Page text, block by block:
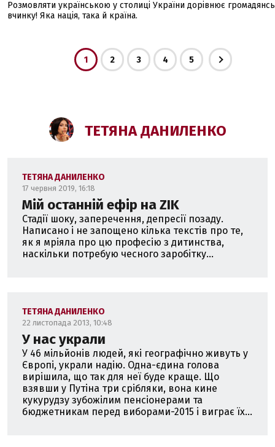
Розмовляти українською у столиці України дорівнює
вчинку! Яка нація, така й країна.
1 2 3 4 5
ТЕТЯНА ДАНИЛЕНКО
ТЕТЯНА ДАНИЛЕНКО
17 червня 2019, 16:18
Мій останній ефір на ZIK
Стадії шоку, заперечення, депресії позаду.
Написано і не запощено кілька текстів про те,
як я мріяла про цю професію з дитинства,
наскільки потребую чесного заробітку...
ТЕТЯНА ДАНИЛЕНКО
22 листопада 2013, 10:48
У нас украли
У 46 мільйонів людей, які географічно живуть у
Європі, украли надію. Одна-єдина голова
вирішила, що так для неї буде краще. Що
взявши у Путіна три срібляки, вона кине
кукурудзу зубожілим пенсіонерами та
бюджетникам перед виборами-2015 і виграє їх...